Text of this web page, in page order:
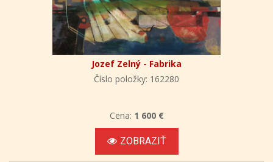
Jozef Zelný - Fabrika
Číslo položky: 162280
Cena: 1 600 €
ZOBRAZIŤ